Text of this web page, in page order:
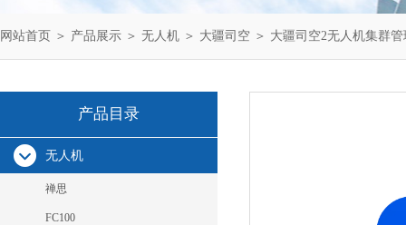
网站首页 ＞ 产品展示 ＞ 无人机 ＞ 大疆司空 ＞ 大疆司空2无人机集群
产品目录
无人机
禅思
FC100